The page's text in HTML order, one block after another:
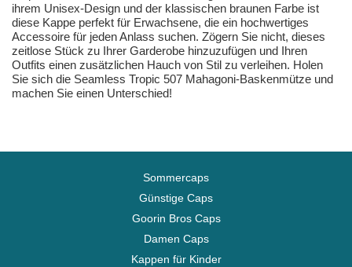
ihrem Unisex-Design und der klassischen braunen Farbe ist
diese Kappe perfekt für Erwachsene, die ein hochwertiges
Accessoire für jeden Anlass suchen. Zögern Sie nicht, dieses
zeitlose Stück zu Ihrer Garderobe hinzuzufügen und Ihren
Outfits einen zusätzlichen Hauch von Stil zu verleihen. Holen
Sie sich die Seamless Tropic 507 Mahagoni-Baskenmütze und
machen Sie einen Unterschied!
Sommercaps
Günstige Caps
Goorin Bros Caps
Damen Caps
Kappen für Kinder